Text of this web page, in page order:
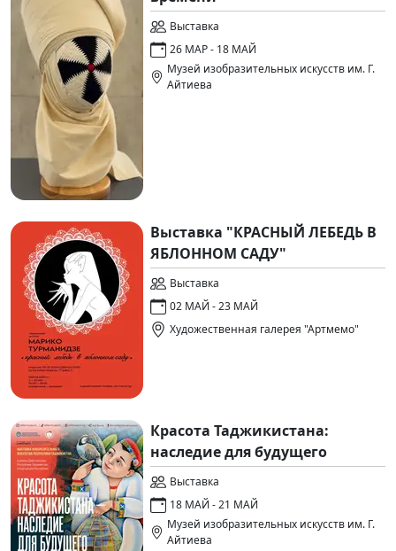
Выставка
26 МАР - 18 МАЙ
Музей изобразительных искусств им. Г.
Айтиева
Выставка "КРАСНЫЙ ЛЕБЕДЬ В
ЯБЛОННОМ САДУ"
Выставка
02 МАЙ - 23 МАЙ
Художественная галерея "Артмемо"
Красота Таджикистана:
наследие для будущего
Выставка
18 МАЙ - 21 МАЙ
Музей изобразительных искусств им. Г.
Айтиева